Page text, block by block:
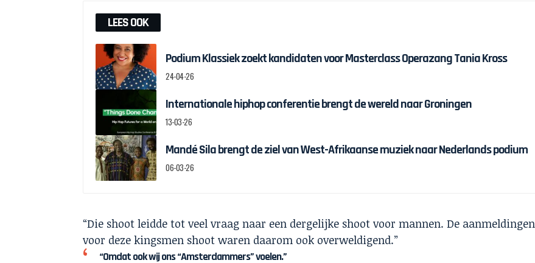
LEES OOK
Podium Klassiek zoekt kandidaten voor Masterclass Operazang Tania Kross
24-04-26
Internationale hiphop conferentie brengt de wereld naar Groningen
13-03-26
Mandé Sila brengt de ziel van West-Afrikaanse muziek naar Nederlands podium
06-03-26
“Die shoot leidde tot veel vraag naar een dergelijke shoot voor mannen. De aanmeldingen
voor deze kingsmen shoot waren daarom ook overweldigend.”
“Omdat ook wij ons “Amsterdammers” voelen.”